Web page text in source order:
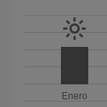
Enero